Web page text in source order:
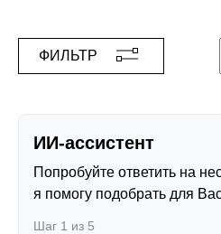
ФИЛЬТР
ИИ-ассистент
Попробуйте ответить на
я помогу подобрать для
Шаг 1 из 5